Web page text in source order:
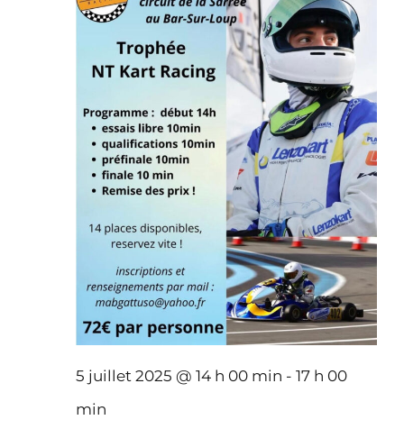
5 juillet 2025 @ 14 h 00 min - 17 h 00
min